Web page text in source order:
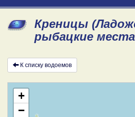
Креницы
рыбацкие места
К списку водоемов
+
−